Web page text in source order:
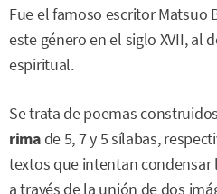
Fue el famoso escritor Matsuo
este género en el siglo XVII, al
espiritual.
Se trata de poemas
rimade 5, 7 y 5 sílabas,
textos que intentan condensar
a través de la unión de dos